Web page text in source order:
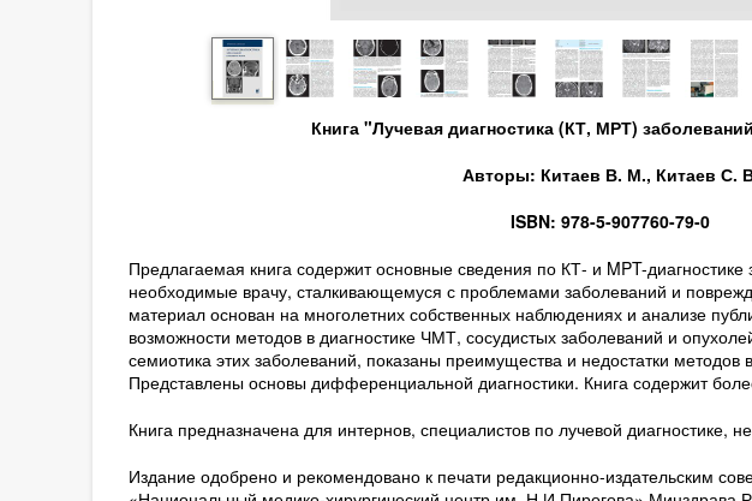
Книга "Лучевая диагностика (КТ, МРТ)
Авторы: Китаев В. М., Китаев С.
ISBN: 978-5-907760-79-0
Предлагаемая книга содержит основные сведения по КТ- и MPT-диагностике
необходимые врачу, сталкивающемуся с проблемами заболеваний и
материал основан на многолетних собственных наблюдениях и анализе
возможности методов в диагностике ЧМТ, сосудистых заболеваний и
семиотика этих заболеваний, показаны преимущества и недостатки методов
Представлены основы дифференциальной диагностики. Книга содержит
Книга предназначена для интернов, специалистов по лучевой диагностике,
Издание одобрено и рекомендовано к печати редакционно-издательским